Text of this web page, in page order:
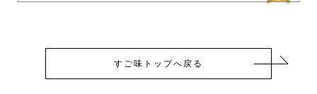
すご味トップへ戻る